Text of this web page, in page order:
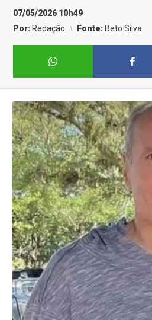
07/05/2026 10h49
Por: Redação Fonte: Beto Silva